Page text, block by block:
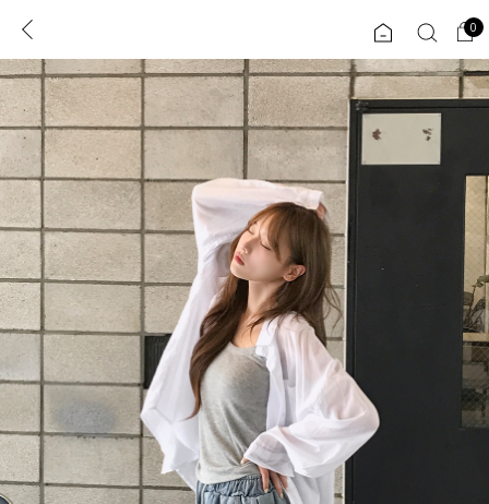
로그인 0
ENG
TW
콘텐츠 리뷰 & 혜택 플러스핏
CATEGORY COMMUNITY
도착보장⚡
인플루언서 pick!
신상 5%
베스트
MADE
ALL
익스클루시브
아우터
티셔츠
니트
0